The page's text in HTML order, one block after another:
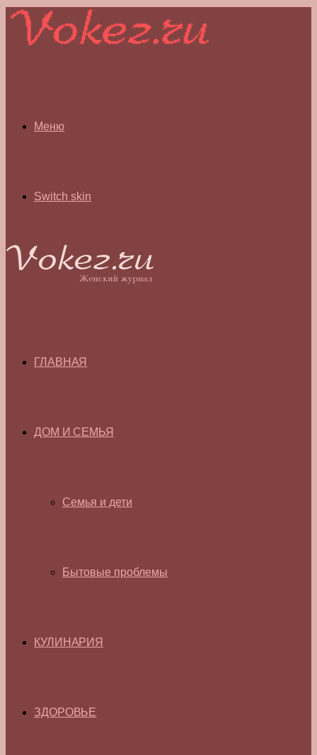
Меню
Switch skin
ГЛАВНАЯ
ДОМ И СЕМЬЯ
Семья и дети
Бытовые проблемы
КУЛИНАРИЯ
ЗДОРОВЬЕ